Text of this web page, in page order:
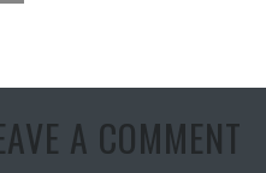
A COMMENT